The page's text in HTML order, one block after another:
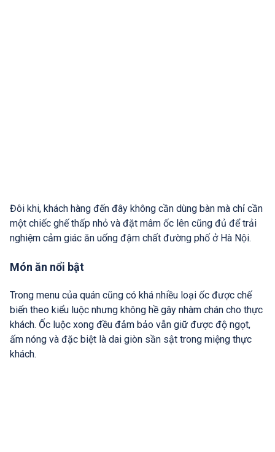
Đôi khi, khách hàng đến đây không cần dùng bàn mà chỉ cần
một chiếc ghế thấp nhỏ và đặt mâm ốc lên cũng đủ để trải
nghiệm cảm giác ăn uống đậm chất đường phố ở Hà Nội.
Món ăn nổi bật
Trong menu của quán cũng có khá nhiều loại ốc được chế
biến theo kiểu luộc nhưng không hề gây nhàm chán cho thực
khách. Ốc luộc xong đều đảm bảo vẫn giữ được độ ngọt,
ấm nóng và đặc biệt là dai giòn sần sật trong miệng thực
khách.